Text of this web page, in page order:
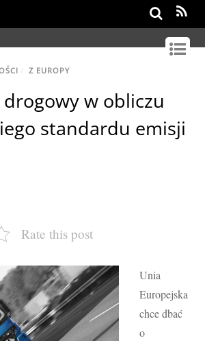
/ Z EUROPY
w obliczu
standardu emisji
Rate this post
Unia
Europejska
chce dbać
o